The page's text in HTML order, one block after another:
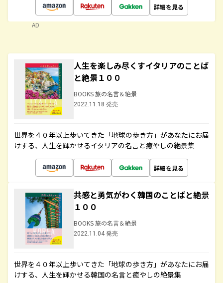
詳細を見る
AD
人生を楽しみ尽くすイタリアのことば
と絶景１００
BOOKS 旅の名言＆絶景
2022.11.18 発売
世界を４０年以上歩いてきた「地球の歩き方」があなたにお届
けする、人生を輝かせるイタリアの名言と癒やしの絶景集
詳細を見る
共感と勇気がわく韓国のことばと絶景
１００
BOOKS 旅の名言＆絶景
2022.11.04 発売
世界を４０年以上歩いてきた「地球の歩き方」があなたにお届
けする、人生を輝かせる韓国の名言と癒やしの絶景集